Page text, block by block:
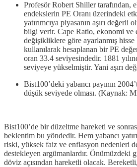
Profesör Robert Shiller tarafından,
endekslerin PE Oranı üzerindeki
yatırımcıya piyasanın aşırı değerli
bilgi verir. Cape Ratio, ekonomi ve
değişikliklere göre ayarlanmış hisse
kullanılarak hesaplanan bir PE
oran 33.4 seviyesindedir. 1881
seviyeye yükselmiştir. Yani aşırı
Bist100’deki yabancı payının
düşük seviyede olması. (Kaynak:
Bist100’de bir düzeltme hareketi ve
beklentim bu yöndedir. Hem yabancı
riski, yüksek faiz ve enflasyon nedenleri
destekleyen argümanlardır. Önümüzdeki
döviz açısından hareketli olacak.